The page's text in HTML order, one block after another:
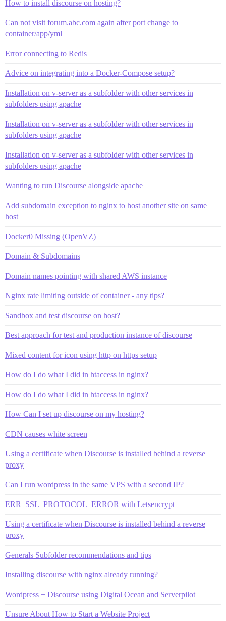
How to install discourse on hosting?
Can not visit forum.abc.com again after port change to
container/app/yml
Error connecting to Redis
Advice on integrating into a Docker-Compose setup?
Installation on v-server as a subfolder with other services in
subfolders using apache
Installation on v-server as a subfolder with other services in
subfolders using apache
Installation on v-server as a subfolder with other services in
subfolders using apache
Wanting to run Discourse alongside apache
Add subdomain exception to nginx to host another site on same
host
Docker0 Missing (OpenVZ)
Domain & Subdomains
Domain names pointing with shared AWS instance
Nginx rate limiting outside of container - any tips?
Sandbox and test discourse on host?
Best approach for test and production instance of discourse
Mixed content for icon using http on https setup
How do I do what I did in htaccess in nginx?
How do I do what I did in htaccess in nginx?
How Can I set up discourse on my hosting?
CDN causes white screen
Using a certificate when Discourse is installed behind a reverse
proxy
Can I run wordpress in the same VPS with a second IP?
ERR_SSL_PROTOCOL_ERROR with Letsencrypt
Using a certificate when Discourse is installed behind a reverse
proxy
Generals Subfolder recommendations and tips
Installing discourse with nginx already running?
Wordpress + Discourse using Digital Ocean and Serverpilot
Unsure About How to Start a Website Project